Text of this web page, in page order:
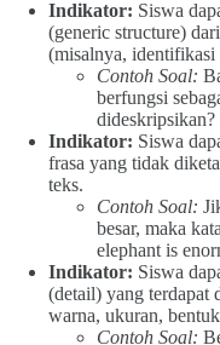
Indikator: Siswa
(generic structure)
(misalnya, identifikasi
Contoh Soal:
berfungsi
Indikator: Siswa
frasa yang tidak
teks.
Contoh Soal:
besar, maka
elephant is
Indikator: Siswa
(detail) yang terdapat
warna, ukuran,
Contoh Soal: